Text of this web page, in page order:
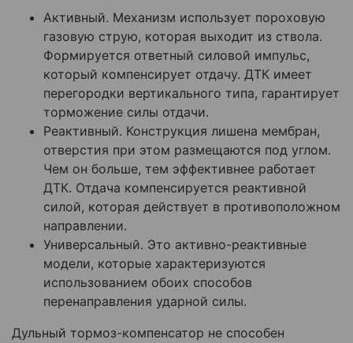
Активный. Механизм использует пороховую
газовую струю, которая выходит из ствола.
Формируется ответный силовой импульс,
который компенсирует отдачу. ДТК имеет
перегородки вертикального типа, гарантирует
торможение силы отдачи.
Реактивный. Конструкция лишена мембран,
отверстия при этом размещаются под углом.
Чем он больше, тем эффективнее работает
ДТК. Отдача компенсируется реактивной
силой, которая действует в противоположном
направлении.
Универсальный. Это активно-реактивные
модели, которые характеризуются
использованием обоих способов
перенаправления ударной силы.
Дульный тормоз-компенсатор не способен